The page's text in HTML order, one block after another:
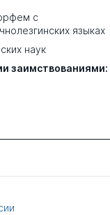
с
языках
наук
заимствованиями: